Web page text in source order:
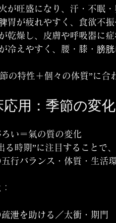
が旺盛になり、汗・不眠・
胃が疲れやすく、食欲不振
乾燥し、皮膚や呼吸器に症
冷えやすく、腰・膝・膀胱
の特性＋個々の体質”に合
応用：季節の変
い＝氣の質の変化
る時期”に注目することで
五行バランス・体質・生活
泄を助ける／太衝・期門